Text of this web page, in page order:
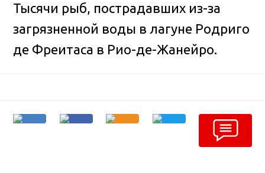
Тысячи рыб, пострадавших из-за
загрязненной воды в лагуне Родриго
де Фреитаса в Рио-де-Жанейро.